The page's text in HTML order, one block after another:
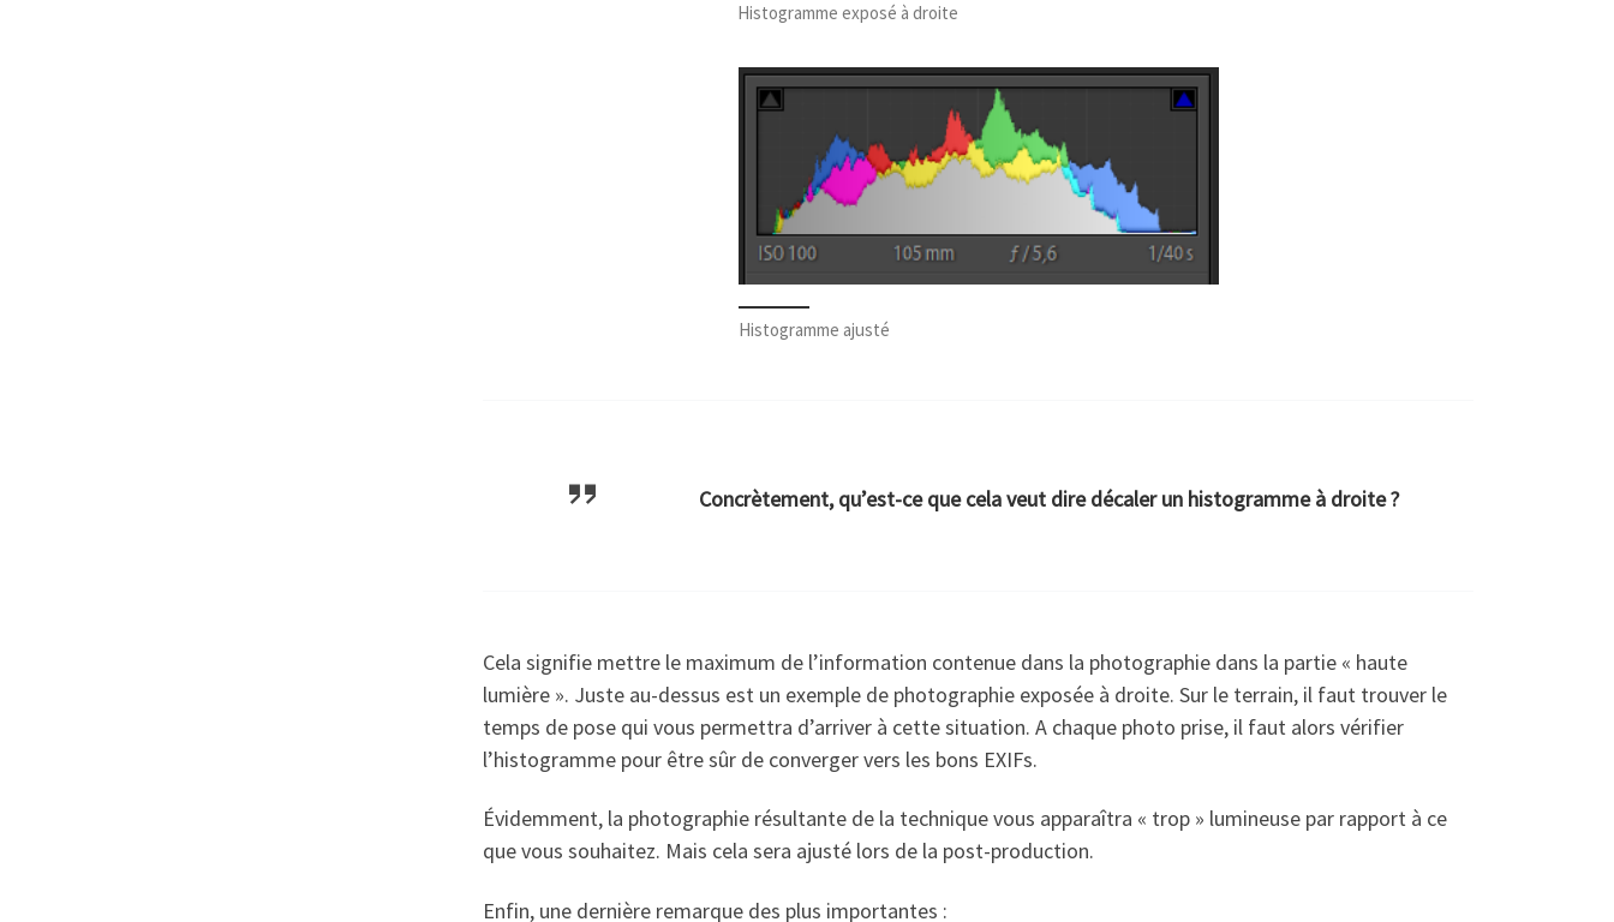
Histogramme exposé à droite
Histogramme ajusté
Concrètement, qu’est-ce que cela veut dire décaler un histogramme à droite ?
Cela signifie mettre le maximum de l’information contenue dans la photographie dans la partie « haute
lumière ». Juste au-dessus est un exemple de photographie exposée à droite. Sur le terrain, il faut trouver le
temps de pose qui vous permettra d’arriver à cette situation. A chaque photo prise, il faut alors vérifier
l’histogramme pour être sûr de converger vers les bons EXIFs.
Évidemment, la photographie résultante de la technique vous apparaîtra « trop » lumineuse par rapport à ce
que vous souhaitez. Mais cela sera ajusté lors de la post-production.
Enfin, une dernière remarque des plus importantes :